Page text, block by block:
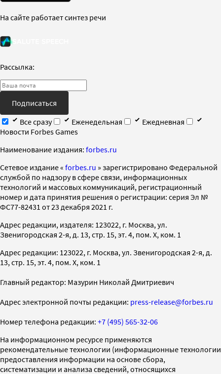
На сайте работает синтез речи
Рассылка:
Подписаться
Все сразу
Еженедельная
Ежедневная
Новости Forbes Games
Наименование издания: forbes.ru
Cетевое издание « forbes.ru » зарегистрировано Федеральной
службой по надзору в сфере связи, информационных
технологий и массовых коммуникаций, регистрационный
номер и дата принятия решения о регистрации: серия Эл №
ФС77-82431 от 23 декабря 2021 г.
Адрес редакции, издателя: 123022, г. Москва, ул.
Звенигородская 2-я, д. 13, стр. 15, эт. 4, пом. X, ком. 1
Адрес редакции: 123022, г. Москва, ул. Звенигородская 2-я, д.
13, стр. 15, эт. 4, пом. X, ком. 1
Главный редактор: Мазурин Николай Дмитриевич
Адрес электронной почты редакции: press-release@forbes.ru
Номер телефона редакции: +7 (495) 565-32-06
На информационном ресурсе применяются
рекомендательные технологии (информационные технологии
предоставления информации на основе сбора,
систематизации и анализа сведений, относящихся